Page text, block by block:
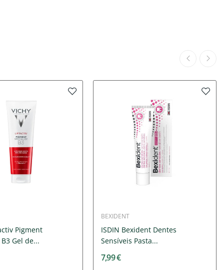
Pigment
Gel de...
BEXIDENT
ISDIN Bexident Dentes
Sensíveis Pasta...
7,99 €